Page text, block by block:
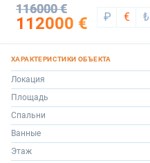
116000 €
112000 € ₽ € ₺
Локация
Площадь
Спальни
Ванные
Этаж